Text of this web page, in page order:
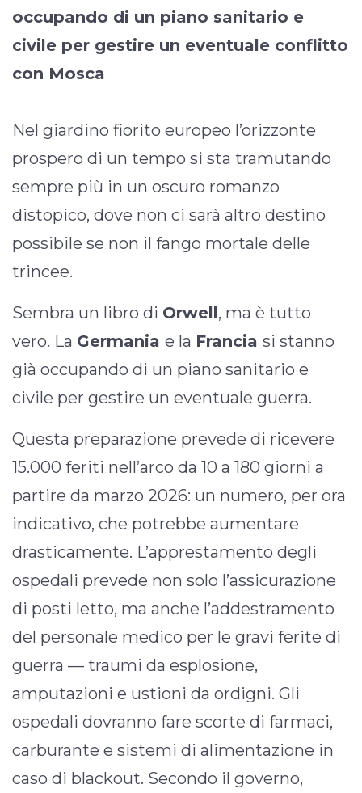
occupando di un piano sanitario e
civile per gestire un eventuale conflitto
con Mosca
Nel giardino fiorito europeo l’orizzonte
prospero di un tempo si sta tramutando
sempre più in un oscuro romanzo
distopico, dove non ci sarà altro destino
possibile se non il fango mortale delle
trincee.
Sembra un libro di Orwell, ma è tutto
vero. La Germania e la Francia si stanno
già occupando di un piano sanitario e
civile per gestire un eventuale guerra.
Questa preparazione prevede di ricevere
15.000 feriti nell’arco da 10 a 180 giorni a
partire da marzo 2026: un numero, per ora
indicativo, che potrebbe aumentare
drasticamente. L’apprestamento degli
ospedali prevede non solo l’assicurazione
di posti letto, ma anche l’addestramento
del personale medico per le gravi ferite di
guerra — traumi da esplosione,
amputazioni e ustioni da ordigni. Gli
ospedali dovranno fare scorte di farmaci,
carburante e sistemi di alimentazione in
caso di blackout. Secondo il governo,